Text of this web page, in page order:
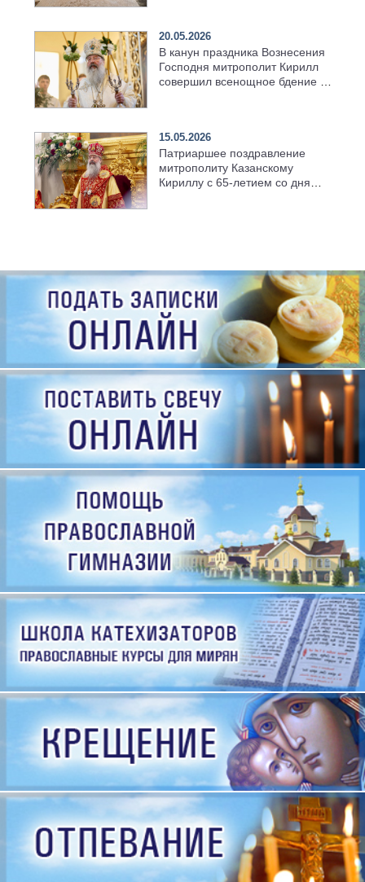
20.05.2026
В канун праздника Вознесения
Господня митрополит Кирилл
совершил всенощное бдение в
15.05.2026
Патриаршее поздравление
митрополиту Казанскому
Кириллу с 65-летием со дня